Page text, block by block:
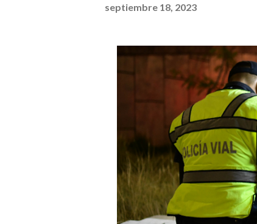
septiembre 18, 2023